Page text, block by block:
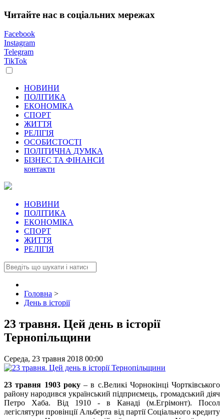
Читайте нас в соціальних мережах
Facebook
Instagram
Telegram
TikTok
НОВИНИ
ПОЛІТИКА
ЕКОНОМІКА
СПОРТ
ЖИТТЯ
РЕЛІГІЯ
ОСОБИСТОСТІ
ПОЛІТИЧНА ДУМКА
БІЗНЕС ТА ФІНАНСИ
контакти
НОВИНИ
ПОЛІТИКА
ЕКОНОМІКА
СПОРТ
ЖИТТЯ
РЕЛІГІЯ
Головна >
День в історії
23 травня. Цей день в історії
Тернопільщини
Середа, 23 травня 2018 00:00
23 травня 1903 року– в с.Великі Чорнокінці Чортківського
району народився український підприємець, громадський діяч
Петро Хаба. Від 1910 - в Канаді (м.Егрімонт). Посол
легіслятури провінції Альберта від партії Соціального кредиту